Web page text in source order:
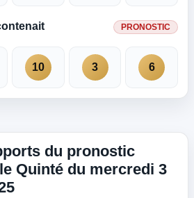
PRONOSTIC
10 3 6
du pronostic
Quinté du mercredi 3